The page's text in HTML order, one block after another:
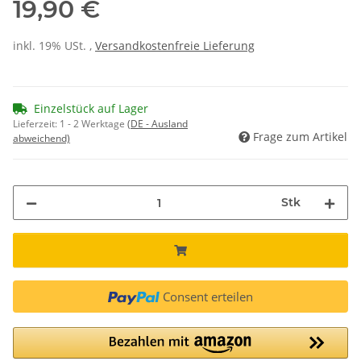
19,90 €
inkl. 19% USt. , Versandkostenfreie Lieferung
Einzelstück auf Lager
Lieferzeit: 1 - 2 Werktage (DE - Ausland
abweichend)
Frage zum Artikel
Stk
Consent erteilen